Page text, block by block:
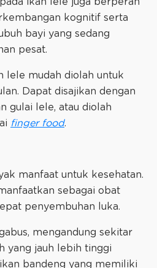
kognitif serta
bayi yang sedang
pesat.
lele mudah diolah untuk
Dapat disajikan dengan
gulai lele, atau diolah
finger food.
manfaat untuk kesehatan.
sebagai obat
penyembuhan luka.
mengandung sekitar
yang jauh lebih tinggi
bandeng yang memiliki